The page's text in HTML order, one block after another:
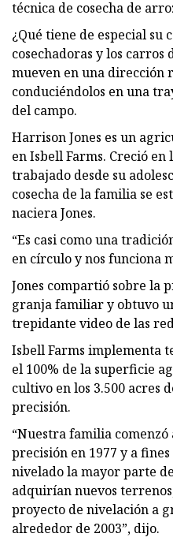
técnica de cosecha de
¿Qué tiene de especial su
cosechadoras y los carros
mueven en una dirección
conduciéndolos en una
del campo.
Harrison Jones es un
en Isbell Farms. Creció
trabajado desde su
cosecha de la familia se
naciera Jones.
“Es casi como una
en círculo y nos funciona
Jones compartió sobre la
granja familiar y obtuvo
trepidante video de las
Isbell Farms implementa
el 100% de la superficie
cultivo en los 3.500 acres
precisión.
“Nuestra familia
precisión en 1977 y a
nivelado la mayor parte
adquirían nuevos
proyecto de nivelación a
alrededor de 2003”, dijo.